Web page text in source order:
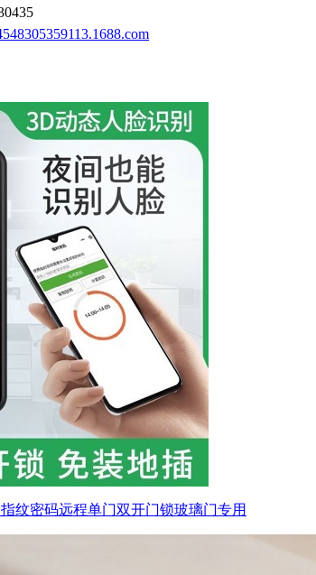
纹密码远程单门双开门锁玻璃门专用